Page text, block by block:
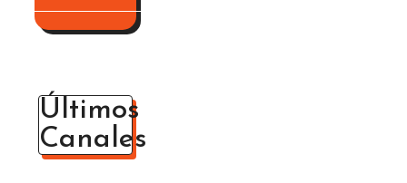
Últimos
Canales